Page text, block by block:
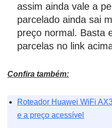
assim ainda vale a
parcelado ainda sai
preço normal. Basta
parcelas no link
Confira também:
Roteador Huawei WiFi
e a preço acessível